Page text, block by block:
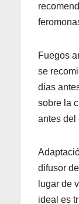
Fuegos
se
días
sobre la
antes del
difusor
lugar de
ideal es